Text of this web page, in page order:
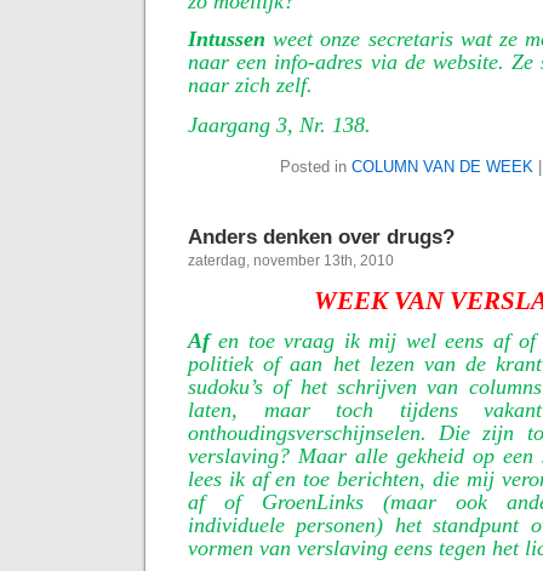
Intussen weet onze secretaris wat ze
naar een info-adres via de website.
naar zich zelf.
Jaargang 3, Nr. 138.
Posted in COLUMN VAN DE WEEK
Anders denken over drugs?
zaterdag, november 13th, 2010
WEEK VAN
Afen toe vraag ik mij wel eens af of
politiek of aan het lezen van de
sudoku’s of het schrijven van
laten, maar toch tijdens
onthoudingsverschijnselen. Die zijn
verslaving? Maar alle gekheid op
lees ik af en toe berichten, die mij
af of GroenLinks (maar ook
individuele personen) het standpunt
vormen van verslaving eens tegen het